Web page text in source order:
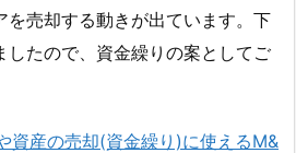
を売却する動きが出ています。下
したので、資金繰りの案としてご
資産の売却(資金繰り)に使えるM&